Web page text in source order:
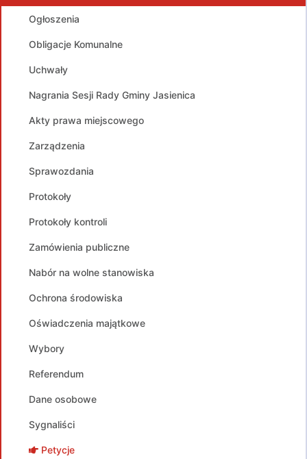
Ogłoszenia
Obligacje Komunalne
Uchwały
Nagrania Sesji Rady Gminy Jasienica
Akty prawa miejscowego
Zarządzenia
Sprawozdania
Protokoły
Protokoły kontroli
Zamówienia publiczne
Nabór na wolne stanowiska
Ochrona środowiska
Oświadczenia majątkowe
Wybory
Referendum
Dane osobowe
Sygnaliści
Petycje